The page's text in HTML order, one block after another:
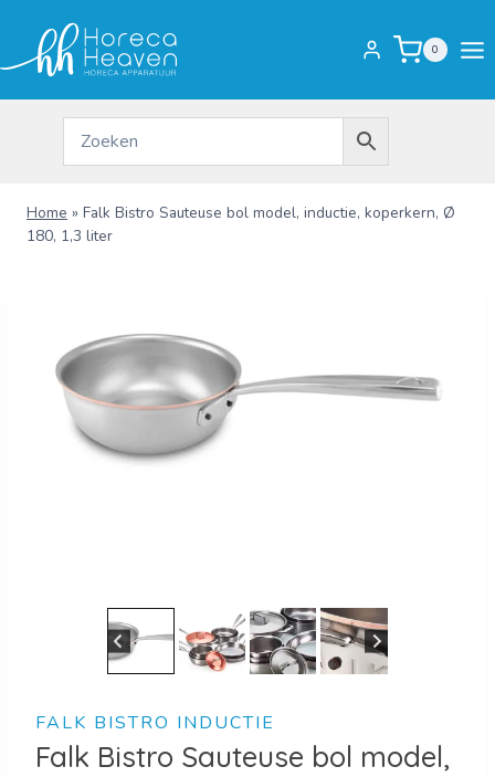
inhoud
0
Home » Falk Bistro Sauteuse bol model, inductie, koperkern, Ø
180, 1,3 liter
FALK BISTRO INDUCTIE
Falk Bistro Sauteuse bol model,